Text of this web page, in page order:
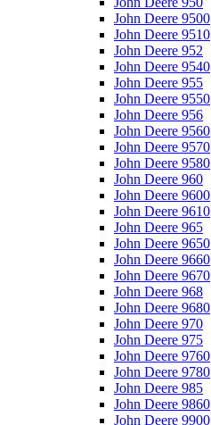
John Deere 9500
John Deere 9510
John Deere 952
John Deere 9540
John Deere 955
John Deere 9550
John Deere 956
John Deere 9560
John Deere 9570
John Deere 9580
John Deere 960
John Deere 9600
John Deere 9610
John Deere 965
John Deere 9650
John Deere 9660
John Deere 9670
John Deere 968
John Deere 9680
John Deere 970
John Deere 975
John Deere 9760
John Deere 9780
John Deere 985
John Deere 9860
John Deere 9900